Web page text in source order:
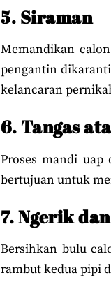
5. Siraman
Memandikan
pengantin
kelancaran
6. Tangas
Proses mandi
bertujuan untuk
7. Ngerik
Bersihkan bulu
rambut kedua pipi